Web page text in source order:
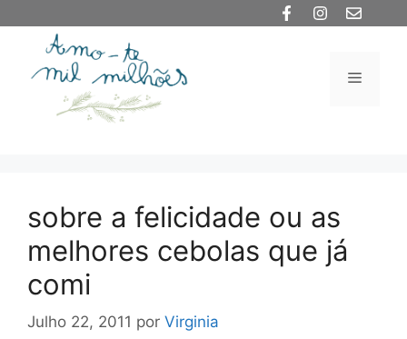
conteúdo
Menu
sobre a felicidade ou as
melhores cebolas que já
comi
Julho 22, 2011 por Virginia